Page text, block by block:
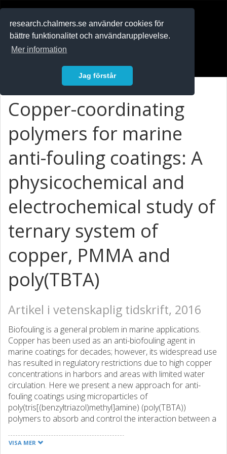
research.chalmers.se använder cookies för
bättre funktionalitet och användarupplevelse.
Mer information
Jag förstår
Copper-coordinating
polymers for marine
anti-fouling coatings: A
physicochemical and
electrochemical study of
ternary system of
copper, PMMA and
poly(TBTA)
Artikel i vetenskaplig tidskrift, 2016
Biofouling is a general problem in marine applications.
Copper has been used as an anti-biofouling agent in
marine coatings for decades; however, its widespread use
has resulted in regulatory restrictions due to high copper
concentrations in harbors and areas with limited water
circulation. Here we present a new approach for anti-
fouling coatings using microparticles of
poly(tris[(benzyltriazol)methyl]amine) (poly(TBTA))
polymers to absorb and control the interaction between a
seawater with the intention of creating a flux of copper
VISA MER